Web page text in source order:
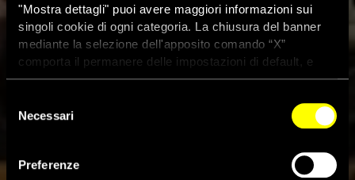
"Mostra dettagli" puoi avere maggiori informazioni sui
singoli cookie di ogni categoria. La chiusura del banner
mediante la selezione dell'apposito comando “X”
comporta il permanere delle impostazioni di default, e
dunque la continuazione della navigazione con i cookie
dei cookie attivi sul sito clicca
delNecessari
Preferenze